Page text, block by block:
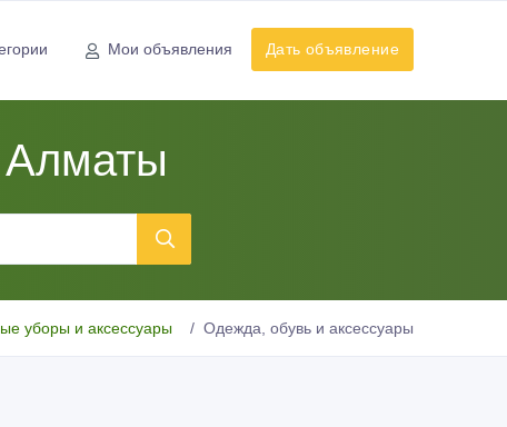
Мои объявления Дать объявление
Алматы
уборы и аксессуары Одежда, обувь и аксессуары